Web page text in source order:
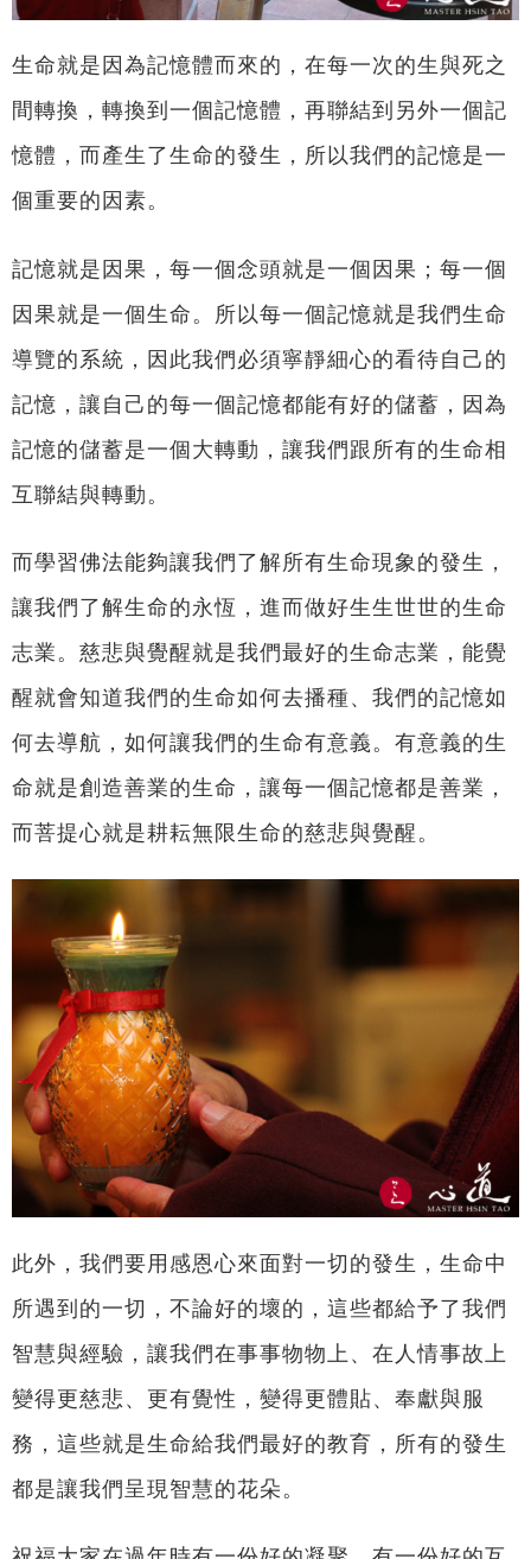
生命就是因為記憶體而來的，在每一次的生與死之
間轉換，轉換到一個記憶體，再聯結到另外一個記
憶體，而產生了生命的發生，所以我們的記憶是一
個重要的因素。
記憶就是因果，每一個念頭就是一個因果；每一個
因果就是一個生命。所以每一個記憶就是我們生命
導覽的系統，因此我們必須寧靜細心的看待自己的
記憶，讓自己的每一個記憶都能有好的儲蓄，因為
記憶的儲蓄是一個大轉動，讓我們跟所有的生命相
互聯結與轉動。
而學習佛法能夠讓我們了解所有生命現象的發生，
讓我們了解生命的永恆，進而做好生生世世的生命
志業。慈悲與覺醒就是我們最好的生命志業，能覺
醒就會知道我們的生命如何去播種、我們的記憶如
何去導航，如何讓我們的生命有意義。有意義的生
命就是創造善業的生命，讓每一個記憶都是善業，
而菩提心就是耕耘無限生命的慈悲與覺醒。
此外，我們要用感恩心來面對一切的發生，生命中
所遇到的一切，不論好的壞的，這些都給予了我們
智慧與經驗，讓我們在事事物物上、在人情事故上
變得更慈悲、更有覺性，變得更體貼、奉獻與服
務，這些就是生命給我們最好的教育，所有的發生
都是讓我們呈現智慧的花朵。